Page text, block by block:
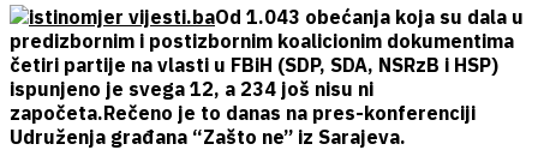
Od 1.043 obećanja koja su dala u
predizbornim i postizbornim koalicionim dokumentima
četiri partije na vlasti u FBiH (SDP, SDA, NSRzB i HSP)
ispunjeno je svega 12, a 234 još nisu ni
započeta.Rečeno je to danas na pres-konferenciji
Udruženja građana “Zašto ne” iz Sarajeva.